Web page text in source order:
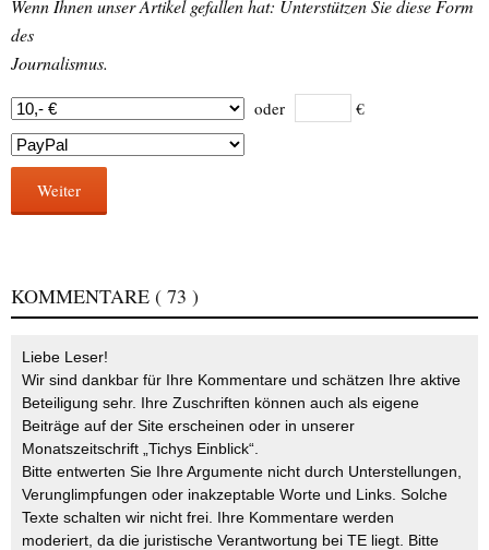
Wenn Ihnen unser Artikel gefallen hat: Unterstützen Sie diese Form
des
Journalismus.
oder €
Weiter
KOMMENTARE ( 73 )
Liebe Leser!
Wir sind dankbar für Ihre Kommentare und schätzen Ihre aktive
Beteiligung sehr. Ihre Zuschriften können auch als eigene
Beiträge auf der Site erscheinen oder in unserer
Monatszeitschrift „Tichys Einblick“.
Bitte entwerten Sie Ihre Argumente nicht durch Unterstellungen,
Verunglimpfungen oder inakzeptable Worte und Links. Solche
Texte schalten wir nicht frei. Ihre Kommentare werden
moderiert, da die juristische Verantwortung bei TE liegt. Bitte